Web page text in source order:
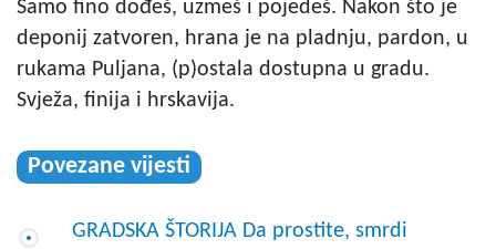
Samo fino dođeš, uzmeš i pojedeš. Nakon što je
deponij zatvoren, hrana je na pladnju, pardon, u
rukama Puljana, (p)ostala dostupna u gradu.
Svježa, finija i hrskavija.
Povezane vijesti
GRADSKA ŠTORIJA Da prostite, smrdi